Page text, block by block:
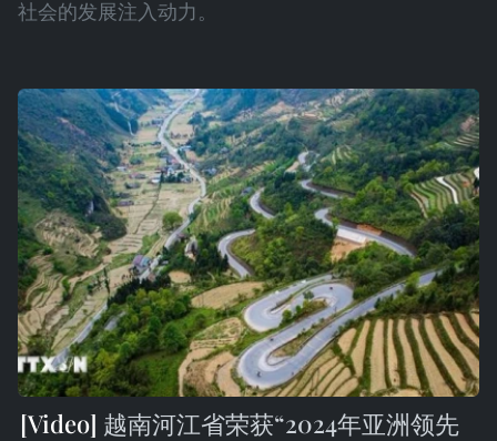
社会的发展注入动力。
越南河江省荣获“2024年亚洲领先